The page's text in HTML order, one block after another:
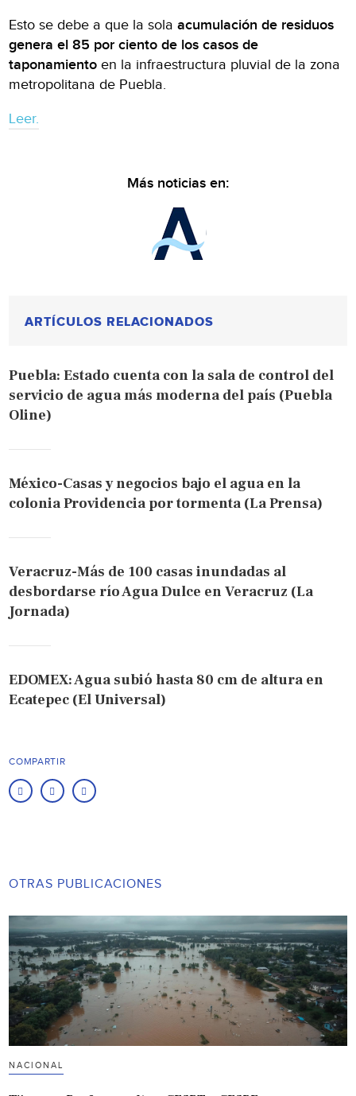
Esto se debe a que la solaacumulación de residuos
genera el 85 por ciento de los casos de
taponamientoen la infraestructura pluvial de la zona
metropolitana de Puebla.
Leer.
Más noticias en:
ARTÍCULOS RELACIONADOS
Puebla: Estado cuenta con la sala de control del
servicio de agua más moderna del país (Puebla
Oline)
México-Casas y negocios bajo el agua en la
colonia Providencia por tormenta (La Prensa)
Veracruz-Más de 100 casas inundadas al
desbordarse río Agua Dulce en Veracruz (La
Jornada)
EDOMEX: Agua subió hasta 80 cm de altura en
Ecatepec (El Universal)
COMPARTIR
OTRAS PUBLICACIONES
NACIONAL